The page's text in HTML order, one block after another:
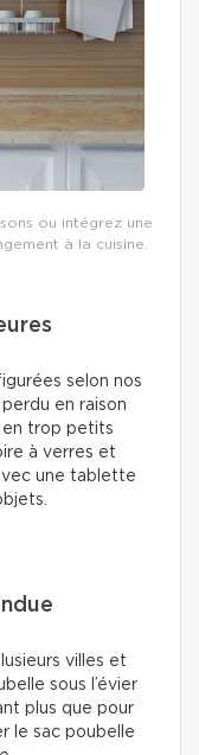
ou intégrez une
à la cuisine.
selon nos
en raison
en trop petits
à verres et
une tablette
villes et
sous l’évier
plus que pour
le sac poubelle